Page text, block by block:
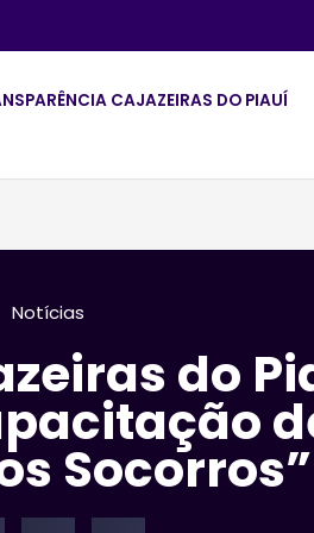
CAJAZEIRAS DO PIAUÍ
Notícias
do
Socorros”